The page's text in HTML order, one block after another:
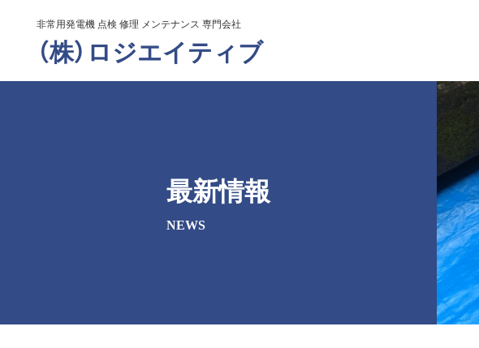
非常用発電機 点検 修理 メンテナンス 専門会社
（株）ロジエイティブ
最新情報
NEWS